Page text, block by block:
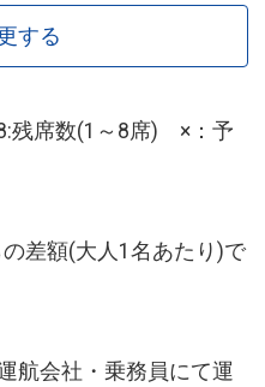
する
残席数(1～8席) ×：予
差額(大人1名あたり)で
航会社・乗務員にて運